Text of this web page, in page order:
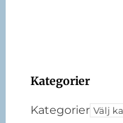
Kategorier
Kategorier